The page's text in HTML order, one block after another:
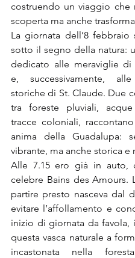
costruendo un viaggio che
scoperta ma anche
La giornata dell’8 febbraio
sotto il segno della natura:
dedicato alle meraviglie di
e, successivamente,
storiche di St. Claude. Due
tra foreste pluviali,
tracce coloniali,
anima della Guadalupa:
vibrante, ma anche storica e
Alle 7.15 ero già in auto,
celebre Bains des Amours.
partire presto nasceva dal
evitare l’affollamento e
inizio di giornata da favola,
questa vasca naturale a
incastonata nella